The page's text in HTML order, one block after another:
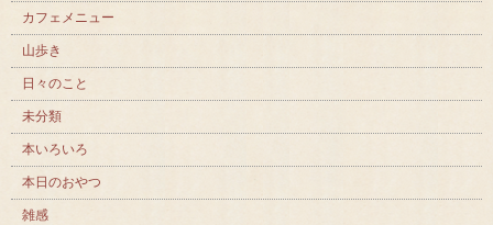
カフェメニュー
山歩き
日々のこと
未分類
本いろいろ
本日のおやつ
雑感